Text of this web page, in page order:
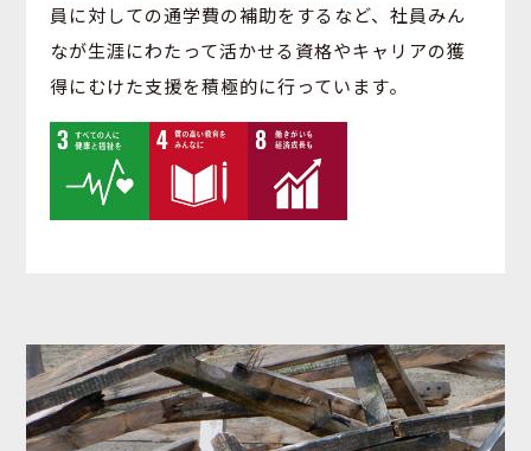
員に対しての通学費の補助をするなど、社員みん
なが⽣涯にわたって活かせる資格やキャリアの獲
得にむけた⽀援を積極的に⾏っています。